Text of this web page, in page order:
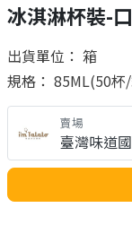
冰淇淋杯裝-
出貨單位： 箱
規格： 85ML(50杯
賣場
臺灣味道